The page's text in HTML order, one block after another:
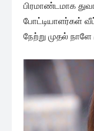
பிரமாண்டமாக
போட்டியாளர்கள்
நேற்று முதல்